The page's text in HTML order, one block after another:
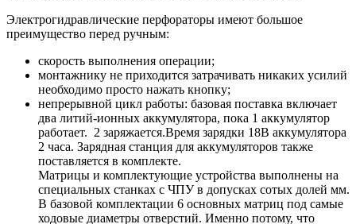
Электрогидравлические перфораторы имеют большое
преимущество перед ручным:
скорость выполнения операции;
монтажнику не приходится затрачивать никаких усилий
необходимо просто нажать кнопку;
непрерывной цикл работы: базовая поставка включает
два литий-ионных аккумулятора, пока 1 аккумулятор
работает. 2 заряжается.Время зарядки 18В аккумулятора
2 часа. Зарядная станция для аккумуляторов также
поставляется в комплекте.
Матрицы и комплектующие устройства выполнены на
специальных станках с ЧПУ в допусках сотых долей мм.
В базовой комплектации 6 основных матриц под самые
ходовые диаметры отверстий. Именно потому, что